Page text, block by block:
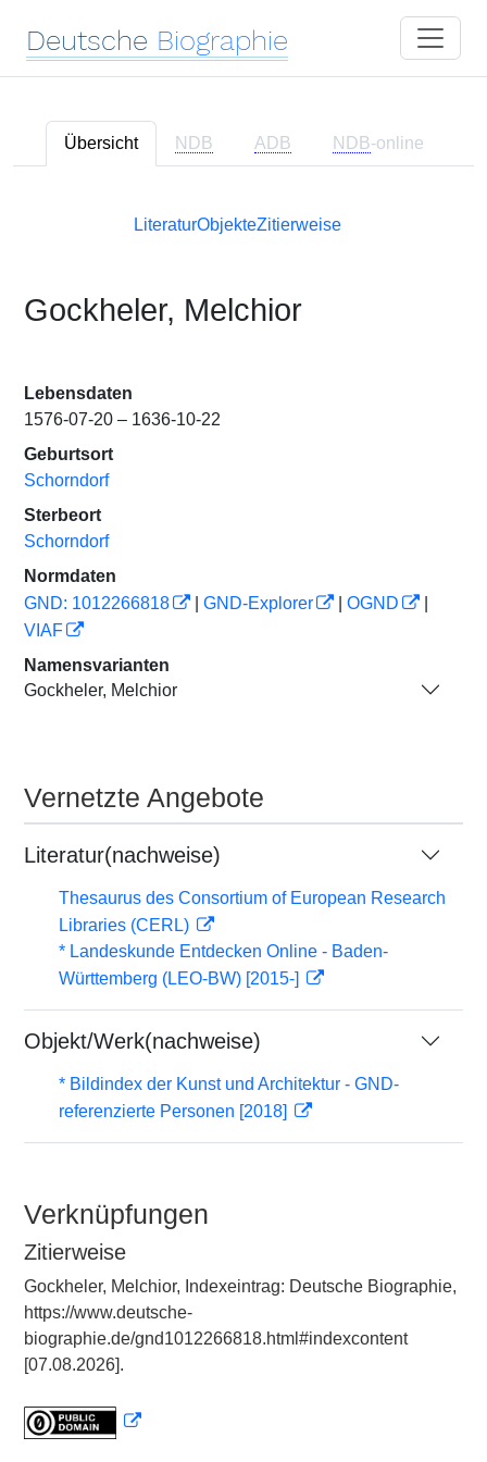
Deutsche Biographie
Übersicht NDB ADB NDB-online
LiteraturObjekteZitierweise
Gockheler, Melchior
Lebensdaten
1576-07-20 – 1636-10-22
Geburtsort
Schorndorf
Sterbeort
Schorndorf
Normdaten
GND: 1012266818
GND-Explorer OGND
VIAF
Namensvarianten
Gockheler, Melchior
Vernetzte Angebote
Literatur(nachweise)
Thesaurus des Consortium of European Research
Libraries (CERL)
* Landeskunde Entdecken Online - Baden-
Württemberg (LEO-BW) [2015-]
Objekt/Werk(nachweise)
* Bildindex der Kunst und Architektur - GND-
referenzierte Personen [2018]
Verknüpfungen
Zitierweise
Gockheler, Melchior, Indexeintrag: Deutsche Biographie,
https://www.deutsche-
biographie.de/gnd1012266818.html#indexcontent
[07.08.2026].